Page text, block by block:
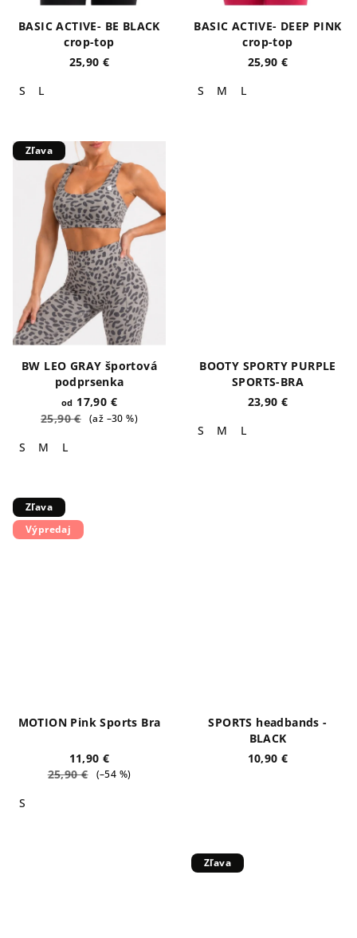
BASIC ACTIVE- BE BLACK
crop-top
25,90 €
S
L
BASIC ACTIVE- DEEP PINK
crop-top
25,90 €
S
M L
Zľava
BW LEO GRAY športová
podprsenka
od 17,90 €
25,90 € (až –30 %)
S M L
BOOTY SPORTY PURPLE
SPORTS-BRA
23,90 €
S
M L
Zľava
Výpredaj
MOTION Pink Sports Bra
11,90 €
25,90 €
(–54 %)
S
SPORTS headbands -
BLACK
10,90 €
Zľava